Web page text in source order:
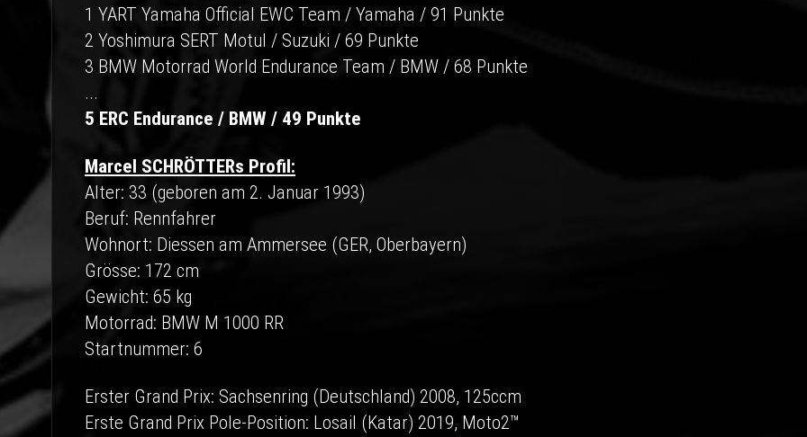
1 YART Yamaha Official EWC Team / Yamaha / 91 Punkte
2 Yoshimura SERT Motul / Suzuki / 69 Punkte
3 BMW Motorrad World Endurance Team / BMW / 68 Punkte
...
5 ERC Endurance / BMW / 49 Punkte
Marcel SCHRÖTTERs Profil:
Alter: 33 (geboren am 2. Januar 1993)
Beruf: Rennfahrer
Wohnort: Diessen am Ammersee (GER, Oberbayern)
Grösse: 172 cm
Gewicht: 65 kg
Motorrad: BMW M 1000 RR
Startnummer: 6
Erster Grand Prix: Sachsenring (Deutschland) 2008, 125ccm
Erste Grand Prix Pole-Position: Losail (Katar) 2019, Moto2™